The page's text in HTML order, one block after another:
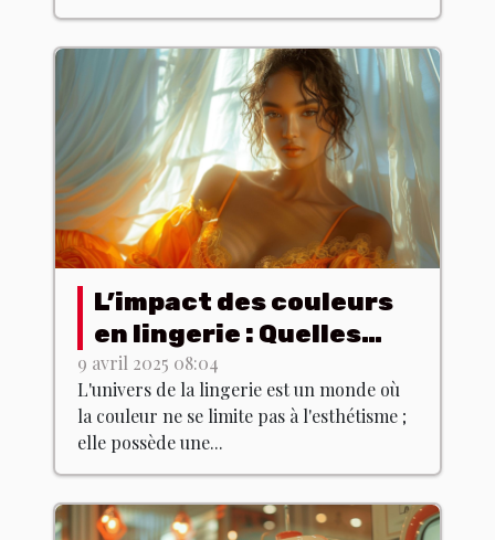
L’impact des couleurs
en lingerie : Quelles
teintes choisir pour
quel effet ?
9 avril 2025 08:04
L'univers de la lingerie est un monde où
la couleur ne se limite pas à l'esthétisme ;
elle possède une...